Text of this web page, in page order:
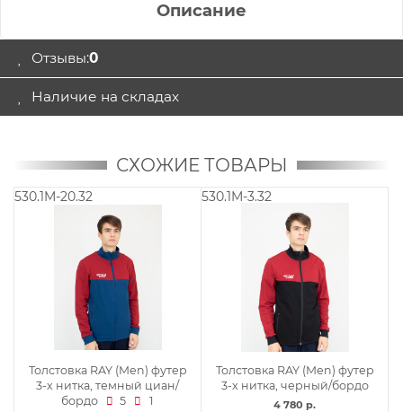
Описание
Отзывы:0
Наличие на складах
СХОЖИЕ ТОВАРЫ
530.1M-20.32
Толстовка RAY (Men) футер
3-х нитка, темный циан/
бордо
5 1
530.1M-3.32
Толстовка RAY (Men) футер
3-х нитка, черный/бордо
4 780 р.